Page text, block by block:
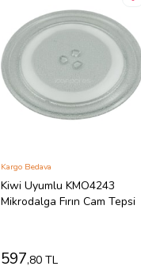
Kiwi Uyumlu KMO4243
Mikrodalga Fırın Cam Tepsi
Kargo Bedava
597,80 TL